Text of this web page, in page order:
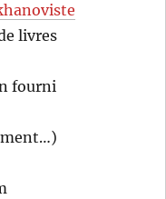
livres
fourni